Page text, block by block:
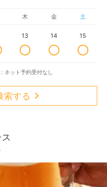
木 金 土
13 14 15
ネット予約受付なし
索する